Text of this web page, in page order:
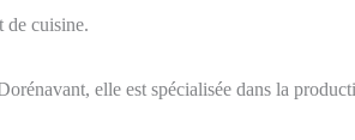
de cuisine.
elle est spécialisée dans la